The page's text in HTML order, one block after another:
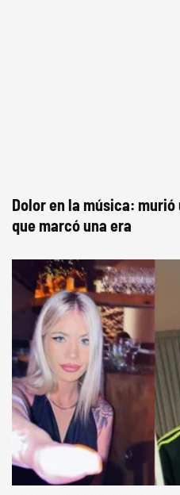
Dolor en la música:
que marcó una era